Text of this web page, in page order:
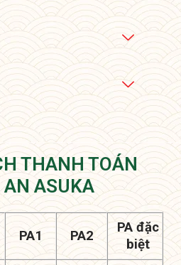
THANH TOÁN
ASUKA
PA1 PA2
PA đặc
biệt